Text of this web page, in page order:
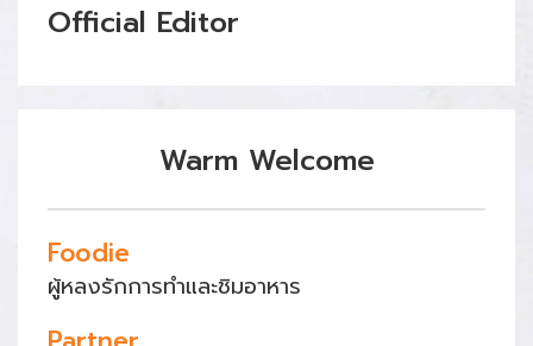
Official Editor
Warm Welcome
Foodie
ผู้หลงรักการทำและชิมอาหาร